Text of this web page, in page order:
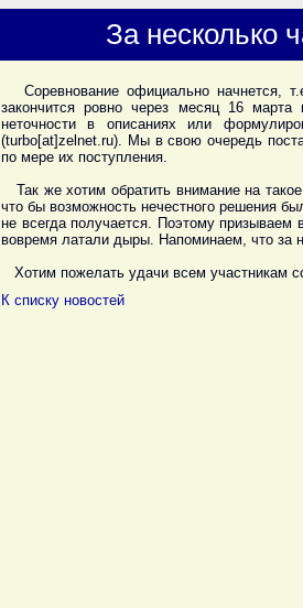
За несколько
Соревнование официально начнется,
закончится ровно через месяц 16
неточности в описаниях или
(turbo[at]zelnet.ru). Мы в свою очередь
по мере их поступления.
Так же хотим обратить внимание на
что бы возможность нечестного решения
не всегда получается. Поэтому
вовремя латали дыры. Напоминаем, что за
Хотим пожелать удачи всем участникам
К списку новостей